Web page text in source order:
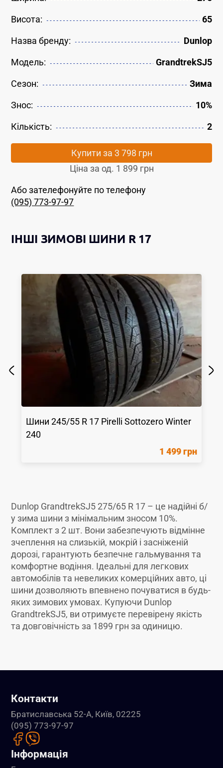
Висота: 65
Назва бренду: Dunlop
Модель: GrandtrekSJ5
Сезон: Зима
Знос: 10%
Кількість: 2
Купити за 3 798 грн
Ціна за од. 1 899 грн
Або зателефонуйте по телефону
(095) 773-97-97
ІНШІ ЗИМОВІ ШИНИ R 17
Шини245/55 R 17 Pirelli Sottozero Winter
240
1 499 грн
Dunlop GrandtrekSJ5 275/65 R 17 – це надійні б/
у зима шини з мінімальним зносом 10%.
Комплект з 2 шт. Вони забезпечують відмінне
зчеплення на слизькій, мокрій і засніженій
дорозі, гарантують безпечне гальмування та
комфортне водіння. Ідеальні для легкових
автомобілів та невеликих комерційних авто, ці
шини дозволяють впевнено почуватися в будь-
яких зимових умовах. Купуючи Dunlop
GrandtrekSJ5, ви отримуєте перевірену якість
та довговічність за 1899 грн за одиницю.
Контакти
Братиславська 52-А, Київ, 02225
(095) 773-97-97
Інформація